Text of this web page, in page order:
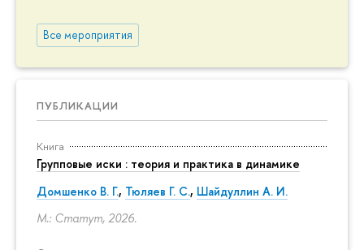
Все мероприятия
ПУБЛИКАЦИИ
Книга
Групповые иски : теория и практика в динамике
Домшенко В. Г., Тюляев Г. С., Шайдуллин А. И.
М.: Статут, 2026.